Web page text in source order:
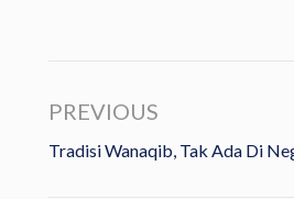
PREVIOUS
Tradisi Wanaqib, Tak Ada Di